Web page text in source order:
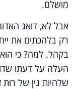
מושלם.
אבל לא, דואג
רק בלהכתים את
בקהל. למה? כי
העלה על דעתו
שלהיות נין של